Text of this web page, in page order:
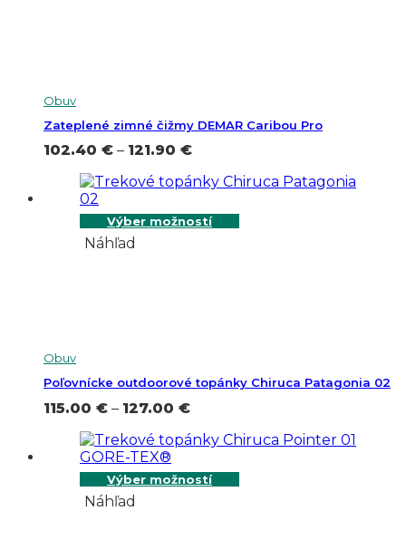
Obuv
Zateplené zimné čižmy DEMAR Caribou Pro
102.40 € – 121.90 €Price
102.40 €
121.90 €
Výber možností
Náhľad
Obuv
Poľovnícke outdoorové topánky Chiruca Patagonia 02
115.00 € – 127.00 €Price
115.00 €
127.00 €
Výber možností
Náhľad